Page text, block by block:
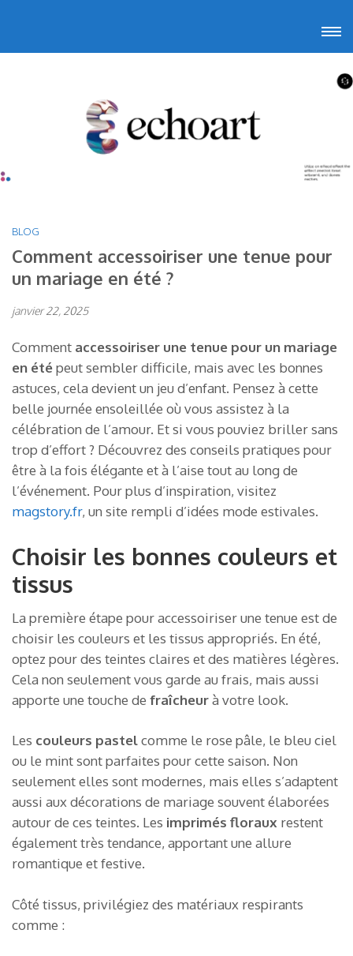
contenu
BLOG
Comment accessoiriser une tenue pour
un mariage en été ?
janvier 22, 2025
Comment accessoiriser une tenue pour un mariage
en étépeut sembler difficile, mais avec les bonnes
astuces, cela devient un jeu d’enfant. Pensez à cette
belle journée ensoleillée où vous assistez à la
célébration de l’amour. Et si vous pouviez briller sans
trop d’effort ? Découvrez des conseils pratiques pour
être à la fois élégante et à l’aise tout au long de
l’événement. Pour plus d’inspiration, visitez
magstory.fr, un site rempli d’idées mode estivales.
Choisir les bonnes couleurs et
tissus
La première étape pour accessoiriser une tenue est de
choisir les couleurs et les tissus appropriés. En été,
optez pour des teintes claires et des matières légères.
Cela non seulement vous garde au frais, mais aussi
apporte une touche de fraîcheurà votre look.
Les couleurs pastelcomme le rose pâle, le bleu ciel
ou le mint sont parfaites pour cette saison. Non
seulement elles sont modernes, mais elles s’adaptent
aussi aux décorations de mariage souvent élaborées
autour de ces teintes. Les imprimés floraux restent
également très tendance, apportant une allure
romantique et festive.
Côté tissus, privilégiez des matériaux respirants
comme :